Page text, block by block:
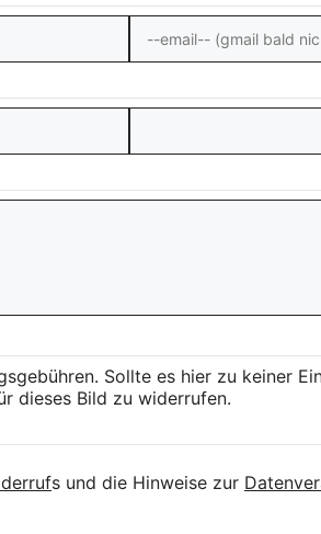
Sollte es hier zu keiner
dieses Bild zu widerrufen.
s und die Hinweise zur